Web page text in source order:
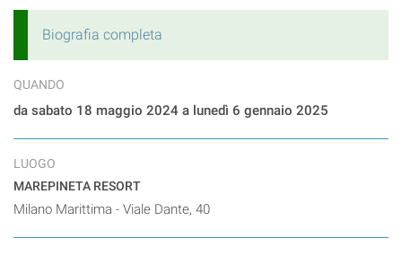
Biografia completa
QUANDO
da sabato 18 maggio 2024 a lunedì 6 gennaio 2025
LUOGO
MAREPINETA RESORT
Milano Marittima - Viale Dante, 40